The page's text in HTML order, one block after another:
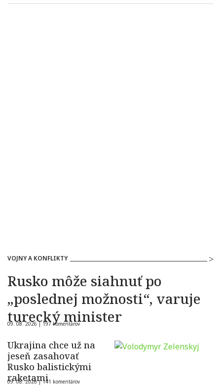
VOJNY A KONFLIKTY
Rusko môže siahnuť po
„poslednej možnosti“, varuje
turecký minister
09. 08. 2026 | 197 komentárov
Ukrajina chce už na
jeseň zasahovať
Rusko balistickými
raketami
09. 08. 2026 |141 komentárov